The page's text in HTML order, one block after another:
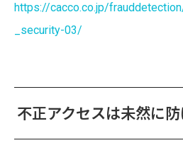
https://cacco.co.jp/
_security-03/
不正アクセスは未然に防